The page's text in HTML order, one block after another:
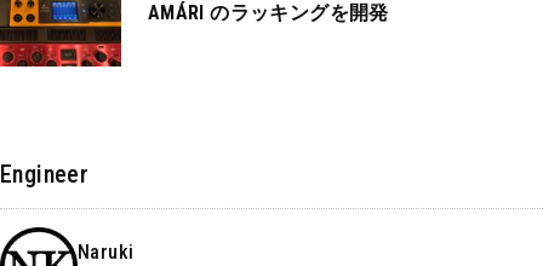
AMÁRI のラッキングを開発
Engineer
Naruki